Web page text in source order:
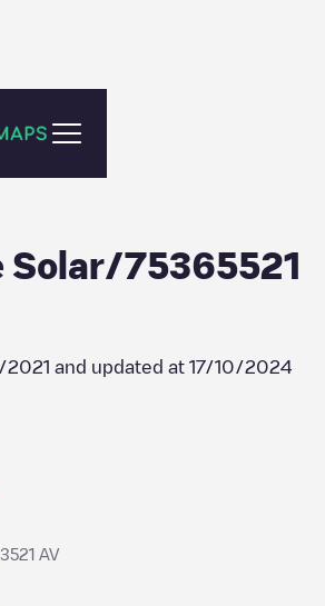
Solar/75365521
and updated at 17/10/2024
AV